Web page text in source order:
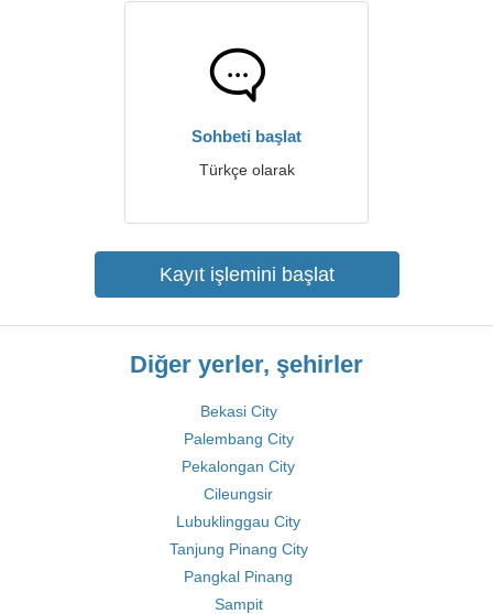
Sohbeti başlat
Türkçe olarak
Kayıt işlemini başlat
Diğer yerler, şehirler
Bekasi City
Palembang City
Pekalongan City
Cileungsir
Lubuklinggau City
Tanjung Pinang City
Pangkal Pinang
Sampit